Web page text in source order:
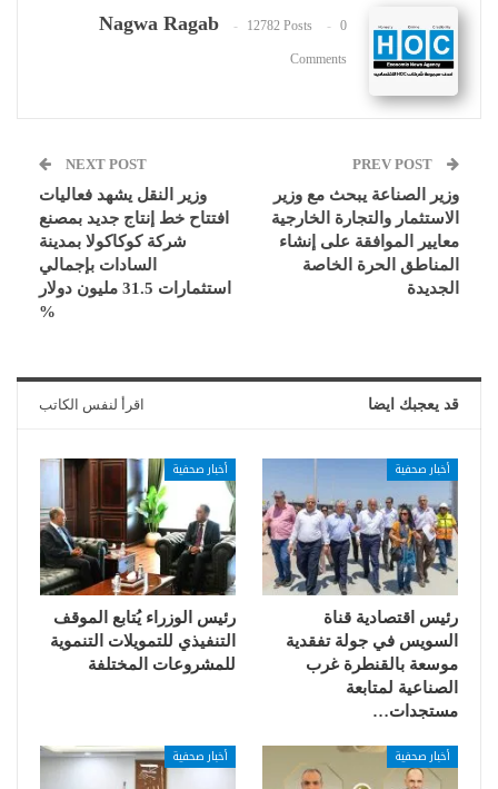
Nagwa Ragab 12782 Posts 0
Comments
وزير الصناعة يبحث مع وزير
الاستثمار والتجارة الخارجية
معايير الموافقة على إنشاء
المناطق الحرة الخاصة
الجديدة
NEXT POST
وزير النقل يشهد فعاليات
افتتاح خط إنتاج جديد بمصنع
شركة كوكاكولا بمدينة
السادات بإجمالي
استثمارات 31.5 مليون دولار
%
قد يعجبك ايضا اقرأ لنفس الكاتب
أخبار صحفية
رئيس اقتصادية قناة
السويس في جولة تفقدية
موسعة بالقنطرة غرب
الصناعية لمتابعة
مستجدات…
أخبار صحفية
رئيس الوزراء يُتابع الموقف
التنفيذي للتمويلات التنموية
للمشروعات المختلفة
أخبار صحفية أخبار صحفية